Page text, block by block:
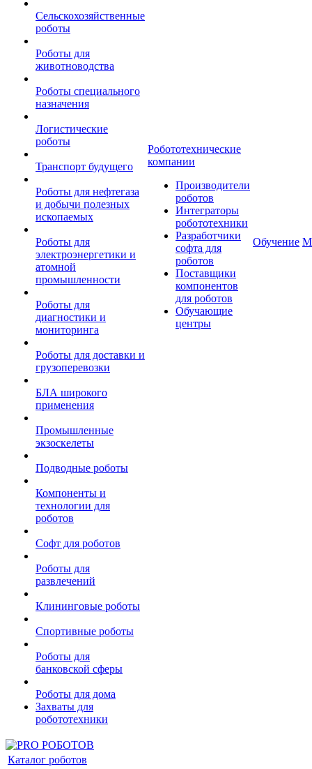
Сельскохозяйственные
роботы
Роботы для
животноводства
Роботы специального
назначения
Логистические
роботы
Транспорт будущего
Роботы для нефтегаза
и добычи полезных
ископаемых
Роботы для
электроэнергетики и
атомной
промышленности
Роботы для
диагностики и
мониторинга
Роботы для доставки и
грузоперевозки
БЛА широкого
применения
Промышленные
экзоскелеты
Подводные роботы
Компоненты и
технологии для
роботов
Софт для роботов
Роботы для
развлечений
Клининговые роботы
Спортивные роботы
Роботы для
банковской сферы
Роботы для дома
Захваты для
робототехники
Робототехнические
компании
Производители
роботов
Интеграторы
робототехники
Разработчики
софта для
роботов
Поставщики
компонентов
для роботов
Обучающие
центры
Обучение
Каталог роботов